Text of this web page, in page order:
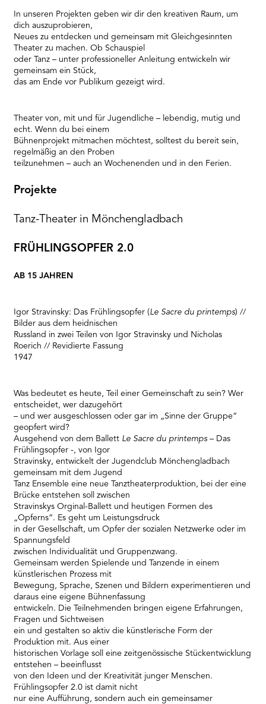
In unseren Projekten geben wir dir den kreativen Raum, um
dich auszuprobieren,
Neues zu entdecken und gemeinsam mit Gleichgesinnten
Theater zu machen. Ob Schauspiel
oder Tanz – unter professioneller Anleitung entwickeln wir
gemeinsam ein Stück,
das am Ende vor Publikum gezeigt wird.
Theater von, mit und für Jugendliche – lebendig, mutig und
echt. Wenn du bei einem
Bühnenprojekt mitmachen möchtest, solltest du bereit sein,
regelmäßig an den Proben
teilzunehmen – auch an Wochenenden und in den Ferien.
Projekte
Tanz-Theater in Mönchengladbach
FRÜHLINGSOPFER 2.0
AB 15 JAHREN
Igor Stravinsky: Das Frühlingsopfer (Le Sacre du printemps) //
Bilder aus dem heidnischen
Russland in zwei Teilen von Igor Stravinsky und Nicholas
Roerich // Revidierte Fassung
1947
Was bedeutet es heute, Teil einer Gemeinschaft zu sein? Wer
entscheidet, wer dazugehört
– und wer ausgeschlossen oder gar im „Sinne der Gruppe“
geopfert wird?
Ausgehend von dem Ballett Le Sacre du printemps – Das
Frühlingsopfer -, von Igor
Stravinsky, entwickelt der Jugendclub Mönchengladbach
gemeinsam mit dem Jugend
Tanz Ensemble eine neue Tanztheaterproduktion, bei der eine
Brücke entstehen soll zwischen
Stravinskys Orginal-Ballett und heutigen Formen des
„Opferns“. Es geht um Leistungsdruck
in der Gesellschaft, um Opfer der sozialen Netzwerke oder im
Spannungsfeld
zwischen Individualität und Gruppenzwang.
Gemeinsam werden Spielende und Tanzende in einem
künstlerischen Prozess mit
Bewegung, Sprache, Szenen und Bildern experimentieren und
daraus eine eigene Bühnenfassung
entwickeln. Die Teilnehmenden bringen eigene Erfahrungen,
Fragen und Sichtweisen
ein und gestalten so aktiv die künstlerische Form der
Produktion mit. Aus einer
historischen Vorlage soll eine zeitgenössische Stückentwicklung
entstehen – beeinflusst
von den Ideen und der Kreativität junger Menschen.
Frühlingsopfer 2.0 ist damit nicht
nur eine Aufführung, sondern auch ein gemeinsamer